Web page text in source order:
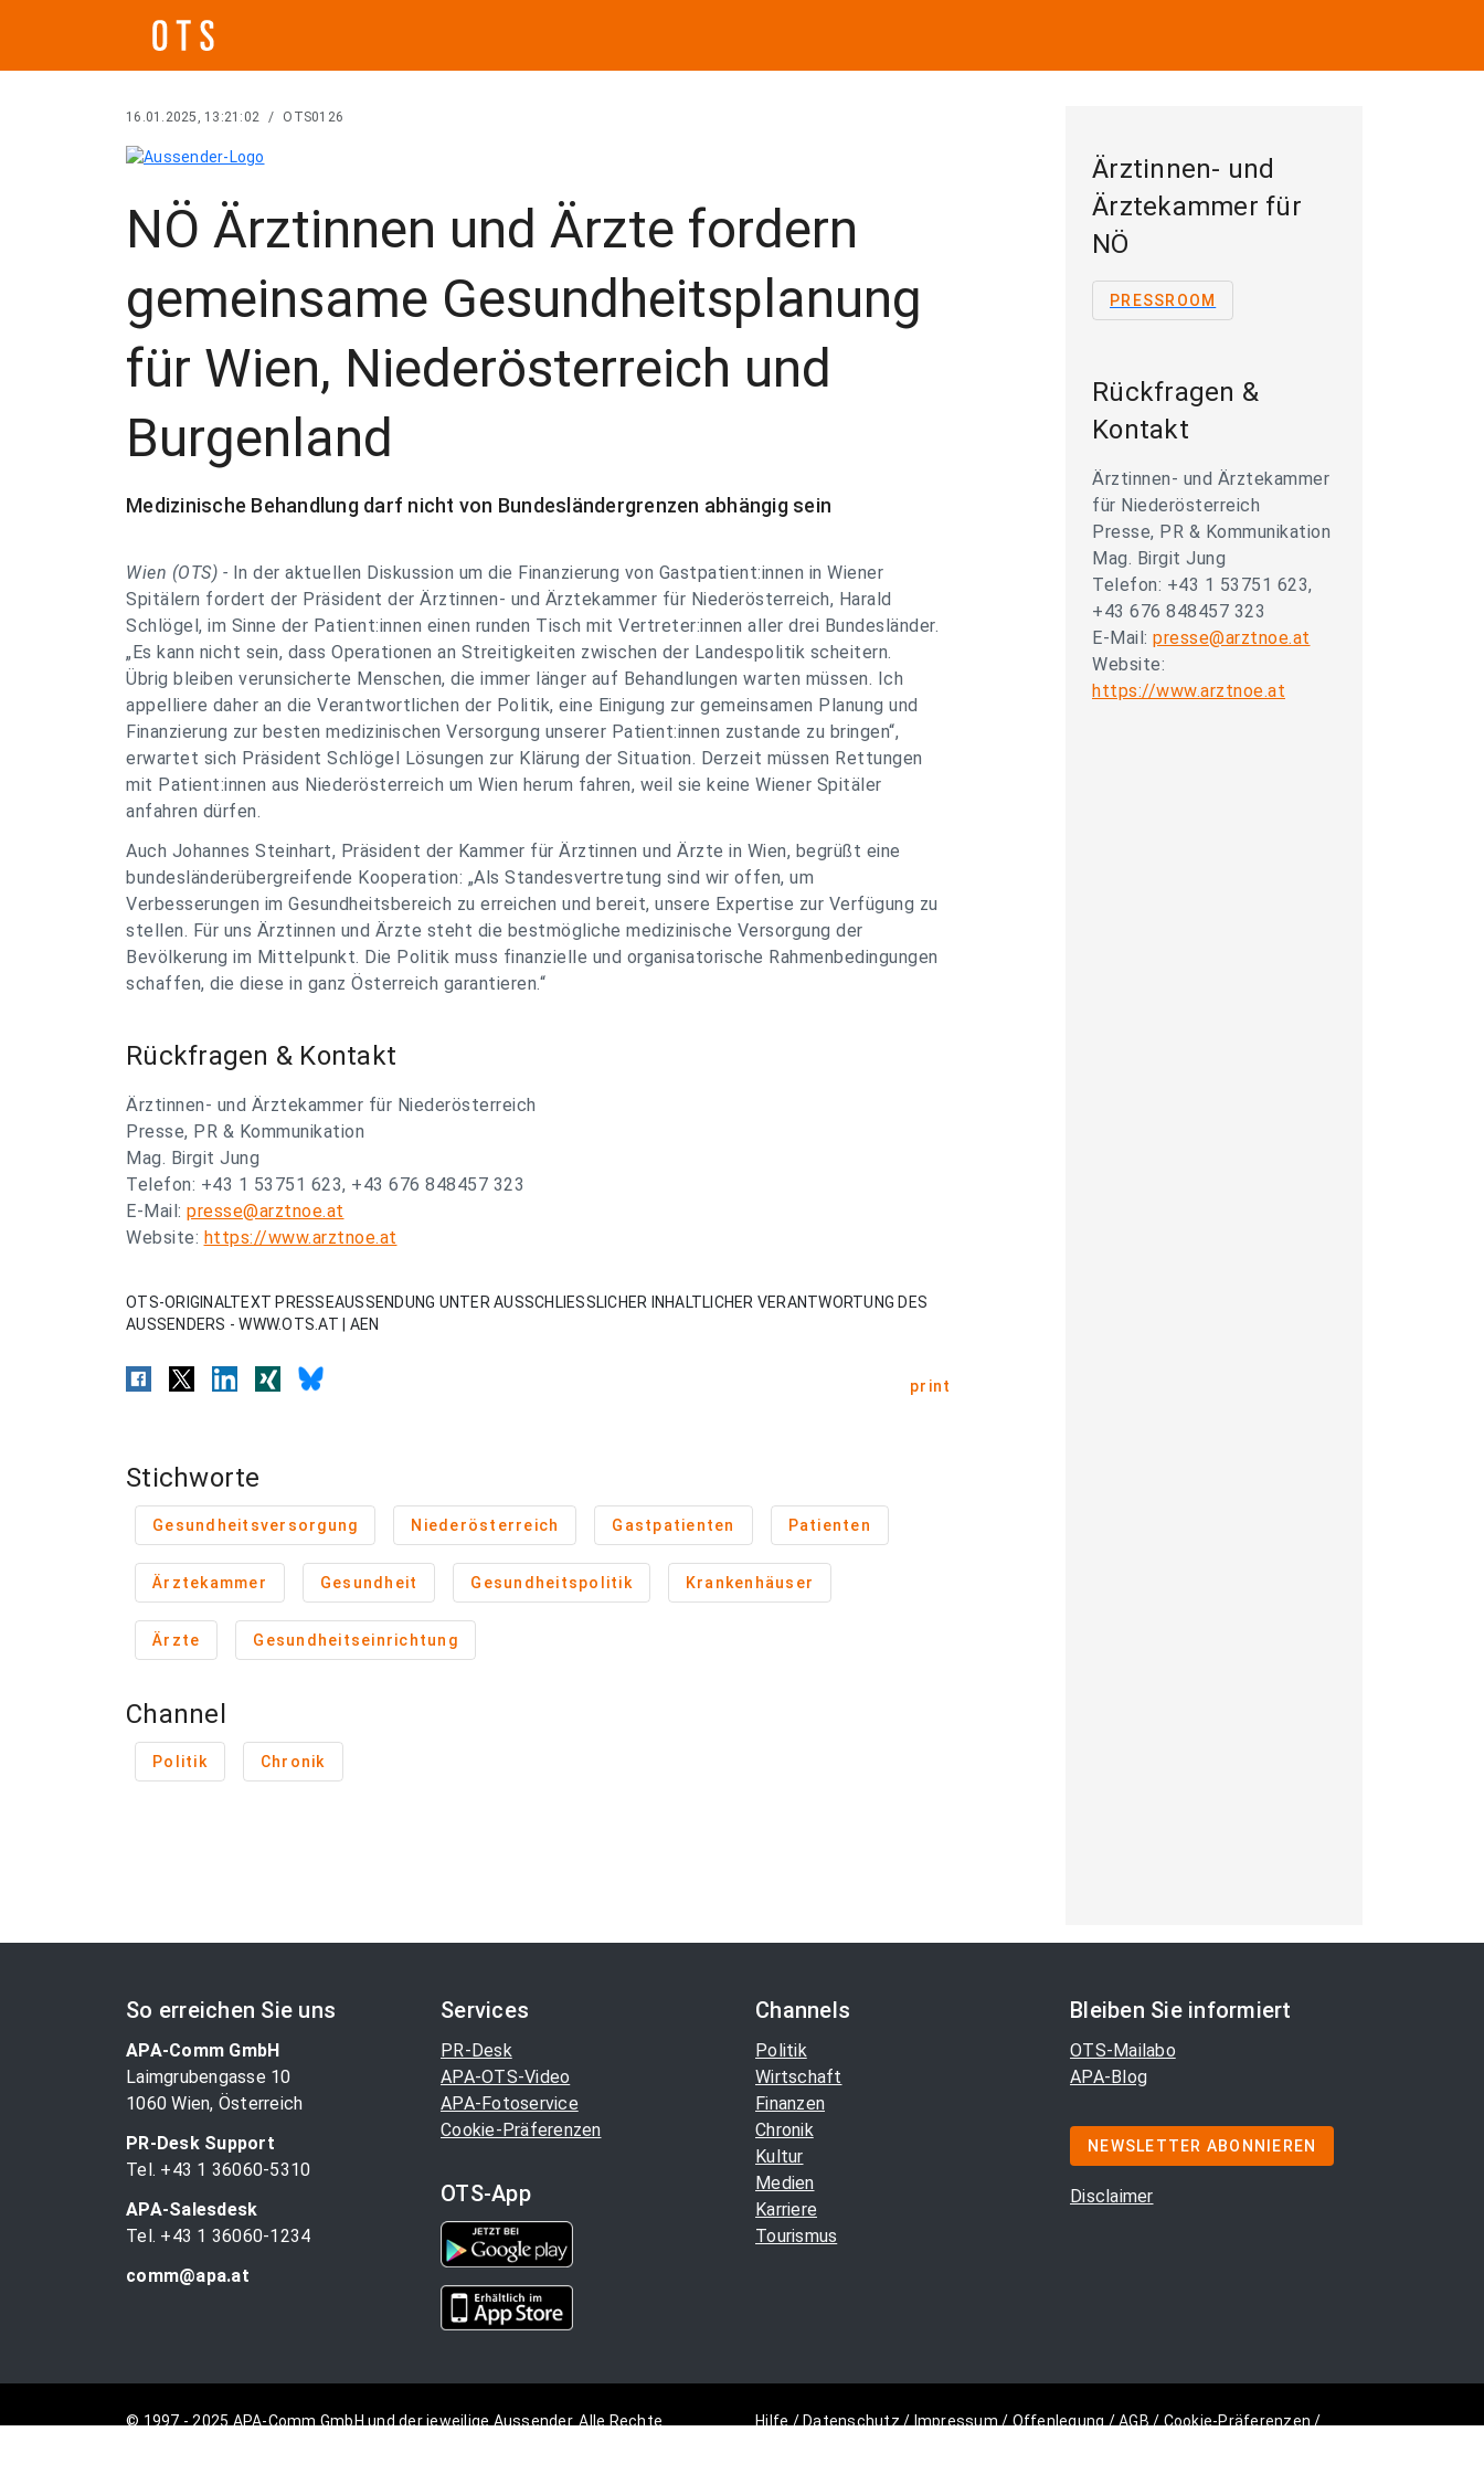
16.01.2025, 13:21:02 / OTS0126
NÖ Ärztinnen und Ärzte fordern
gemeinsame Gesundheitsplanung
für Wien, Niederösterreich und
Burgenland
Medizinische Behandlung darf nicht von Bundesländergrenzen abhängig sein
Wien (OTS) - In der aktuellen Diskussion um die Finanzierung von Gastpatient:innen in Wiener
Spitälern fordert der Präsident der Ärztinnen- und Ärztekammer für Niederösterreich, Harald
Schlögel, im Sinne der Patient:innen einen runden Tisch mit Vertreter:innen aller drei Bundesländer.
„Es kann nicht sein, dass Operationen an Streitigkeiten zwischen der Landespolitik scheitern.
Übrig bleiben verunsicherte Menschen, die immer länger auf Behandlungen warten müssen. Ich
appelliere daher an die Verantwortlichen der Politik, eine Einigung zur gemeinsamen Planung und
Finanzierung zur besten medizinischen Versorgung unserer Patient:innen zustande zu bringen“,
erwartet sich Präsident Schlögel Lösungen zur Klärung der Situation. Derzeit müssen Rettungen
mit Patient:innen aus Niederösterreich um Wien herum fahren, weil sie keine Wiener Spitäler
anfahren dürfen.
Auch Johannes Steinhart, Präsident der Kammer für Ärztinnen und Ärzte in Wien, begrüßt eine
bundesländerübergreifende Kooperation: „Als Standesvertretung sind wir offen, um
Verbesserungen im Gesundheitsbereich zu erreichen und bereit, unsere Expertise zur Verfügung zu
stellen. Für uns Ärztinnen und Ärzte steht die bestmögliche medizinische Versorgung der
Bevölkerung im Mittelpunkt. Die Politik muss finanzielle und organisatorische Rahmenbedingungen
schaffen, die diese in ganz Österreich garantieren.“
Rückfragen & Kontakt
Ärztinnen- und Ärztekammer für Niederösterreich
Presse, PR & Kommunikation
Mag. Birgit Jung
Telefon: +43 1 53751 623, +43 676 848457 323
E-Mail: presse@arztnoe.at
Website: https://www.arztnoe.at
OTS-ORIGINALTEXT PRESSEAUSSENDUNG UNTER AUSSCHLIESSLICHER INHALTLICHER VERANTWORTUNG DES
AUSSENDERS - WWW.OTS.AT | AEN
print
Stichworte
Gesundheitsversorgung Niederösterreich Gastpatienten Patienten
Ärztekammer Gesundheit Gesundheitspolitik Krankenhäuser
Ärzte Gesundheitseinrichtung
Channel
Politik Chronik
Ärztinnen- und
Ärztekammer für
NÖ
PRESSROOM
Rückfragen &
Kontakt
Ärztinnen- und Ärztekammer
für Niederösterreich
Presse, PR & Kommunikation
Mag. Birgit Jung
Telefon: +43 1 53751 623,
+43 676 848457 323
E-Mail: presse@arztnoe.at
Website:
https://www.arztnoe.at
So erreichen Sie uns
APA-Comm GmbH
Laimgrubengasse 10
1060 Wien, Österreich
PR-Desk Support
Tel. +43 1 36060-5310
APA-Salesdesk
Tel. +43 1 36060-1234
comm@apa.at
Services
PR-Desk
APA-OTS-Video
APA-Fotoservice
Cookie-Präferenzen
OTS-App
Channels
Politik
Wirtschaft
Finanzen
Chronik
Kultur
Medien
Karriere
Tourismus
Bleiben Sie informiert
OTS-Mailabo
APA-Blog
NEWSLETTER ABONNIEREN
Disclaimer
© 1997 - 2025 APA-Comm GmbH und der jeweilige Aussender. Alle Rechte
Hilfe / Datenschutz / Impressum / Offenlegung /AGB / Cookie-Präferenzen /